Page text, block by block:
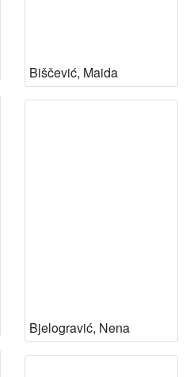
Biščević, Maida
Bjelogravić, Nena